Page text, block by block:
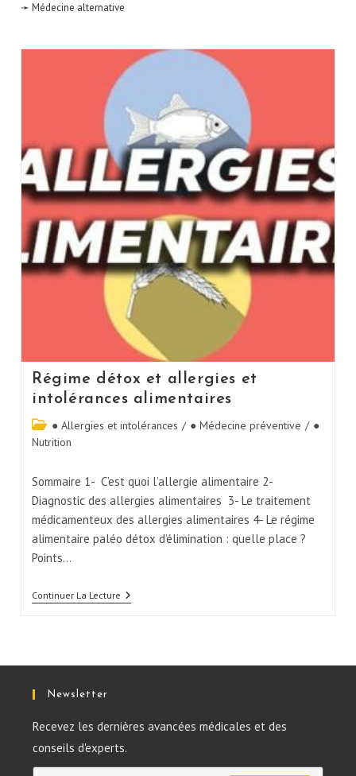
➛ Médecine alternative
Régime détox et allergies et
intolérances alimentaires
● Allergies et intolérances / ● Médecine préventive / ●
Nutrition
Sommaire 1- C’est quoi l’allergie alimentaire 2-
Diagnostic des allergies alimentaires 3- Le traitement
médicamenteux des allergies alimentaires 4- Le régime
alimentaire paléo détox d’élimination : quelle place ?
Points…
Continuer La Lecture
Newsletter
Recevez les dernières avancées médicales et des
conseils d'experts.